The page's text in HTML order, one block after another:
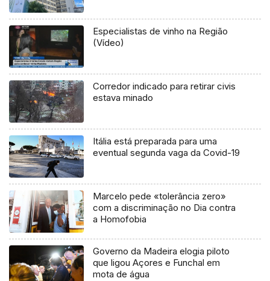
Especialistas de vinho na Região
(Vídeo)
Corredor indicado para retirar civis
estava minado
Itália está preparada para uma
eventual segunda vaga da Covid-19
Marcelo pede «tolerância zero»
com a discriminação no Dia contra
a Homofobia
Governo da Madeira elogia piloto
que ligou Açores e Funchal em
mota de água